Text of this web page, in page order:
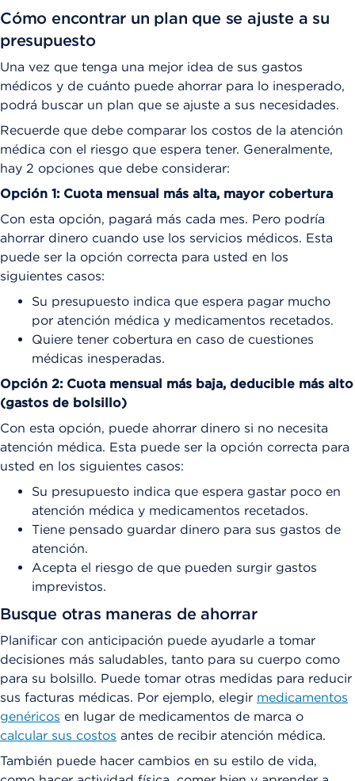
Cómo encontrar un plan que se ajuste a su
presupuesto
Una vez que tenga una mejor idea de sus gastos
médicos y de cuánto puede ahorrar para lo inesperado,
podrá buscar un plan que se ajuste a sus necesidades.
Recuerde que debe comparar los costos de la atención
médica con el riesgo que espera tener. Generalmente,
hay 2 opciones que debe considerar:
Opción 1: Cuota mensual más alta, mayor cobertura
Con esta opción, pagará más cada mes. Pero podría
ahorrar dinero cuando use los servicios médicos. Esta
puede ser la opción correcta para usted en los
siguientes casos:
Su presupuesto indica que espera pagar mucho
por atención médica y medicamentos recetados.
Quiere tener cobertura en caso de cuestiones
médicas inesperadas.
Opción 2: Cuota mensual más baja, deducible más alto
(gastos de bolsillo)
Con esta opción, puede ahorrar dinero si no necesita
atención médica. Esta puede ser la opción correcta para
usted en los siguientes casos:
Su presupuesto indica que espera gastar poco en
atención médica y medicamentos recetados.
Tiene pensado guardar dinero para sus gastos de
atención.
Acepta el riesgo de que pueden surgir gastos
imprevistos.
Busque otras maneras de ahorrar
Planificar con anticipación puede ayudarle a tomar
decisiones más saludables, tanto para su cuerpo como
para su bolsillo. Puede tomar otras medidas para reducir
sus facturas médicas. Por ejemplo, elegir medicamentos
genéricos en lugar de medicamentos de marca o
calcular sus costos antes de recibir atención médica.
También puede hacer cambios en su estilo de vida,